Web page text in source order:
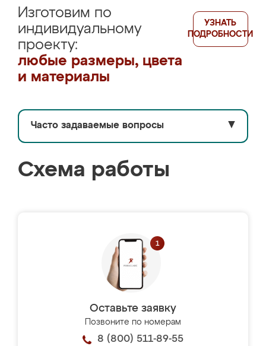
Изготовим по
индивидуальному
проекту:
любые размеры, цвета
и материалы
УЗНАТЬ
ПОДРОБНОСТИ
Часто задаваемые вопросы ▼
Схема работы
Оставьте заявку
Позвоните по номерам
8 (800) 511-89-55